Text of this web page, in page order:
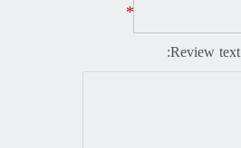
*
Review text: